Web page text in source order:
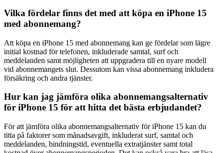
Vilka fördelar finns det med att köpa en iPhone 15
med abonnemang?
Att köpa en iPhone 15 med abonnemang kan ge fördelar som lägre
initial kostnad för telefonen, inkluderade samtal, surf och
meddelanden samt möjligheten att uppgradera till en nyare modell
vid abonnemangets slut. Dessutom kan vissa abonnemang inkludera
försäkring och andra tjänster.
Hur kan jag jämföra olika abonnemangsalternativ
för iPhone 15 för att hitta det bästa erbjudandet?
För att jämföra olika abonnemangsalternativ för iPhone 15 kan du
titta på faktorer som månadsavgift, inkluderat surf, samtal och
meddelanden, bindningstid, eventuella extratjänster samt total